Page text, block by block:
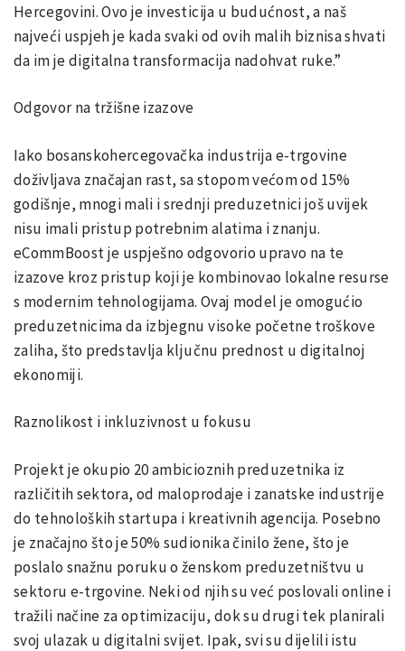
Hercegovini. Ovo je investicija u budućnost, a naš
najveći uspjeh je kada svaki od ovih malih biznisa shvati
da im je digitalna transformacija nadohvat ruke.”
Odgovor na tržišne izazove
Iako bosanskohercegovačka industrija e-trgovine
doživljava značajan rast, sa stopom većom od 15%
godišnje, mnogi mali i srednji preduzetnici još uvijek
nisu imali pristup potrebnim alatima i znanju.
eCommBoost je uspješno odgovorio upravo na te
izazove kroz pristup koji je kombinovao lokalne resurse
s modernim tehnologijama. Ovaj model je omogućio
preduzetnicima da izbjegnu visoke početne troškove
zaliha, što predstavlja ključnu prednost u digitalnoj
ekonomiji.
Raznolikost i inkluzivnost u fokusu
Projekt je okupio 20 ambicioznih preduzetnika iz
različitih sektora, od maloprodaje i zanatske industrije
do tehnoloških startupa i kreativnih agencija. Posebno
je značajno što je 50% sudionika činilo žene, što je
poslalo snažnu poruku o ženskom preduzetništvu u
sektoru e-trgovine. Neki od njih su već poslovali online i
tražili načine za optimizaciju, dok su drugi tek planirali
svoj ulazak u digitalni svijet. Ipak, svi su dijelili istu